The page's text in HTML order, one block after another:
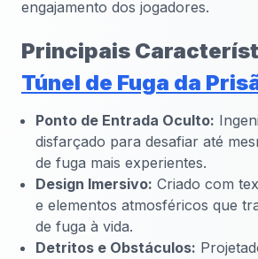
engajamento dos jogadores.
Principais
Túnel de Fuga da
Ponto de Entrada Oculto:
disfarçado para desafiar até
de fuga mais experientes.
Design Imersivo: Criado com
e elementos atmosféricos que
de fuga à vida.
Detritos e Obstáculos: